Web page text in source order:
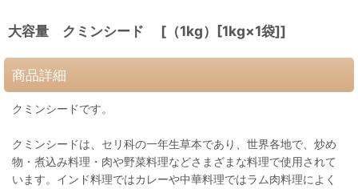
大容量 クミンシード [（1kg）[1kg×1袋]]
商品詳細
クミンシードです。
クミンシードは、セリ科の一年生草本であり、世界各地で、炒め
物・煮込み料理・肉や野菜料理などさまざまな料理で使用されて
います。インド料理ではカレーや中華料理ではラム肉料理によく